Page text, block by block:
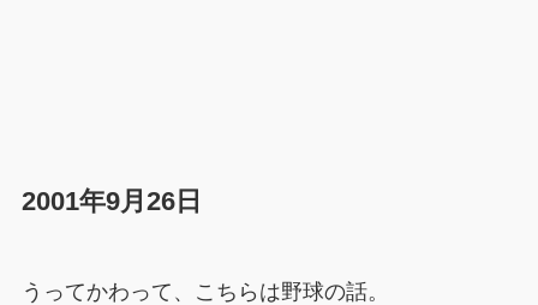
2001年9月26日
うってかわって、こちらは野球の話。